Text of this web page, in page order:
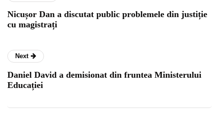
Nicușor Dan a discutat public problemele din justiție
cu magistrați
Next
Daniel David a demisionat din fruntea Ministerului
Educației